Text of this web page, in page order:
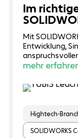
Im
Mit
Entwicklung,
mehr
Hightech-
SOLIDWORKS